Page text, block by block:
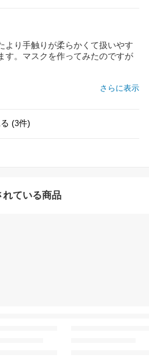
より手触りが柔らかくて扱いやす
す。マスクを作ってみたのですが
さらに表示
(3件)
れている商品